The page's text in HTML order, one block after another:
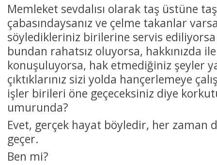
Memleket sevdalısı olarak taş üstüne
çabasındaysanız ve çelme takanlar
söyledikleriniz birilerine servis
bundan rahatsız oluyorsa, hakkınızda
konuşuluyorsa, hak etmediğiniz şeyler
çıktıklarınız sizi yolda hançerlemeye
işler birileri öne geçeceksiniz diye
umurunda?
Evet, gerçek hayat böyledir, her zaman
geçer.
Ben mi?